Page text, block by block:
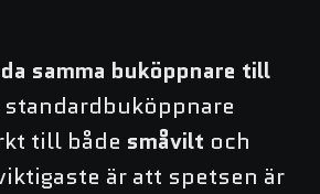
samma buköppnare till
standardbuköppnare
till både småvilt och
är att spetsen är